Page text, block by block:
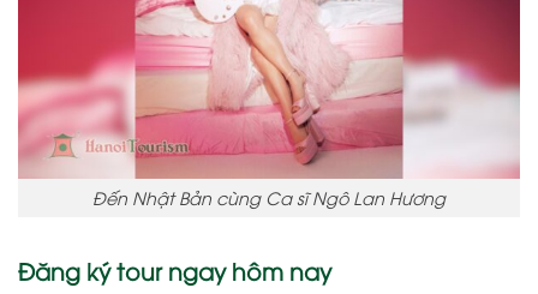
Đến Nhật Bản cùng Ca sĩ Ngô Lan Hương
Đăng ký tour ngay hôm nay